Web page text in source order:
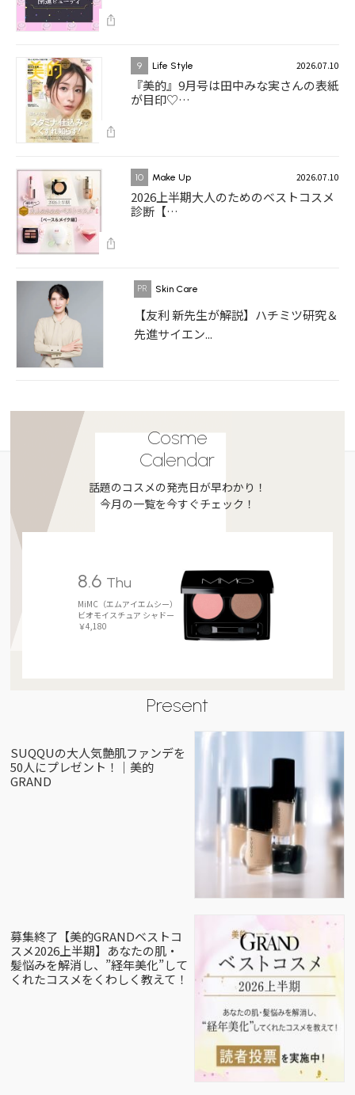
9 Life Style 2026.07.10
『美的』9月号は田中みな実さんの表紙
が目印♡…
10 Make Up 2026.07.10
2026上半期大人のためのベストコスメ
診断【…
Skin Care
【友利 新先生が解説】ハチミツ研究＆
先進サイエン...
Cosme
Calendar
話題のコスメの発売日が早わかり！
今月の一覧を今すぐチェック！
8.6 Thu
MiMC（エムアイエムシー）
ビオモイスチュア シャドー
￥4,180
Present
SUQQUの大人気艶肌ファンデを
50人にプレゼント！｜美的
GRAND
募集終了【美的GRANDベストコ
スメ2026上半期】あなたの肌・
髪悩みを解消し、”経年美化”して
くれたコスメをくわしく教えて！